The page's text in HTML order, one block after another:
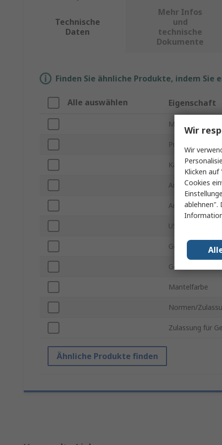
Technische
Daten
Mehr Infos
und
technische
Dokumente
Finden Sie ähnliche Produkte, indem
Alle auswählen Eigenschaft
Marke
Produkt Typ
Kabellänge
Anschlusstyp A
Anschlusstyp B
USB Version
Gender
Gender
Mantelfarbe
Normen/
Zulassung für
Ähnliche Produkte finden
Wir
Wir
Klicken
Cookies
ablehnen".